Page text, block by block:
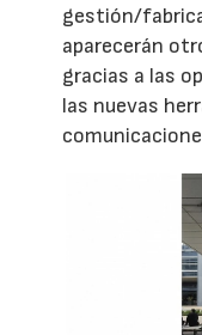
gestión/
aparecerán
gracias a las
las nuevas